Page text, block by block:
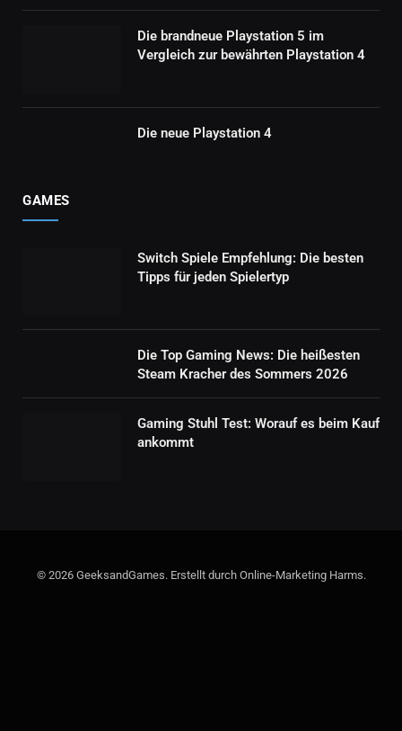
Die brandneue Playstation 5 im
Vergleich zur bewährten Playstation 4
Die neue Playstation 4
GAMES
Switch Spiele Empfehlung: Die besten
Tipps für jeden Spielertyp
Die Top Gaming News: Die heißesten
Steam Kracher des Sommers 2026
Gaming Stuhl Test: Worauf es beim Kauf
ankommt
© 2026 GeeksandGames. Erstellt durch Online-Marketing Harms.